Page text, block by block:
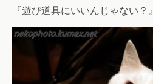
『遊び道具にいいんじゃない？』